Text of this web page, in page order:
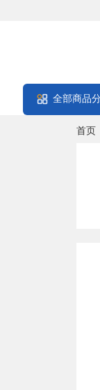
全部商品
首页